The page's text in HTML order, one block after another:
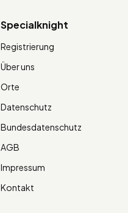
Specialknight
Registrierung
Über uns
Orte
Datenschutz
Bundesdatenschutz
AGB
Impressum
Kontakt